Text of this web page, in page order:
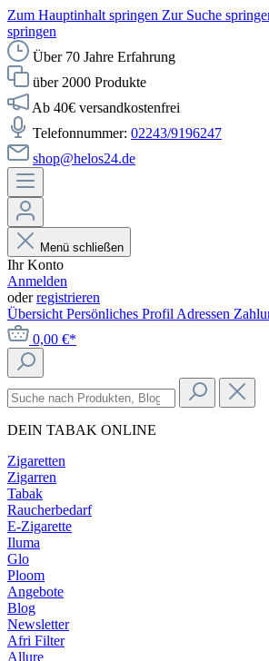
Zum Hauptinhalt springen Zur Suche
springen
Über 70 Jahre Erfahrung
über 2000 Produkte
Ab 40€ versandkostenfrei
Telefonnummer: 02243/9196247
shop@helos24.de
Menü schließen
Ihr Konto
Anmelden
oderregistrieren
Übersicht Persönliches Profil Adressen
0,00 €*
DEIN TABAK ONLINE
Zigaretten
Zigarren
Tabak
Raucherbedarf
E-Zigarette
Iluma
Glo
Ploom
Angebote
Blog
Newsletter
Afri Filter
Allure